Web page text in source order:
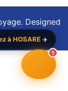
Designed
à HOSARE ✈️
1